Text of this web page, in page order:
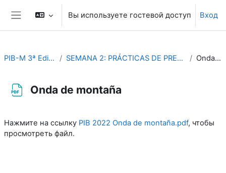
Перейти к основному содержанию
Боковая панель
Вы используете гостевой доступ Вход
PIB-M 3ª Edición (fase práctica) SEMANA 2: PRÁCTICAS DE PREDICCION METEOROLÓGICA AERONAUTICA Onda de montaña
Onda de montaña
Нажмите на ссылку PIB 2022 Onda de montaña.pdf, чтобы
просмотреть файл.